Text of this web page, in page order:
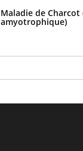
Maladie de Charcot
amyotrophique)